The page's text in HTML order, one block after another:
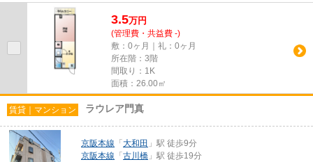
ョンです。できるだけ早めに不動...
3.5万円
(管理費・共益費 -)
敷：0ヶ月｜礼：0ヶ月
所在階：3階
間取り：1K
面積：26.00㎡
賃貸｜マンション ラウレア門真
京阪本線 「 大和田 」駅 徒歩9分
京阪本線 「 古川橋 」駅 徒歩19分